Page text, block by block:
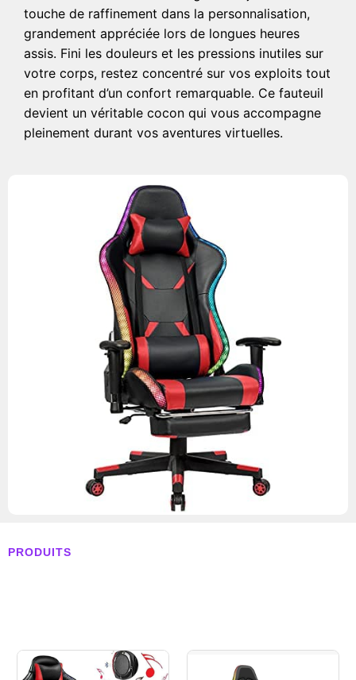
touche de raffinement dans la personnalisation,
grandement appréciée lors de longues heures
assis. Fini les douleurs et les pressions inutiles sur
votre corps, restez concentré sur vos exploits tout
en profitant d’un confort remarquable. Ce fauteuil
devient un véritable cocon qui vous accompagne
pleinement durant vos aventures virtuelles.
PRODUITS